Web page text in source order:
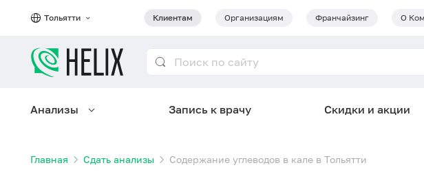
Тольятти Клиентам Организациям Франчайзинг О
Анализы Запись к врачу Скидки и акции
Главная Сдать анализы Содержание углеводов в кале в Тольятти